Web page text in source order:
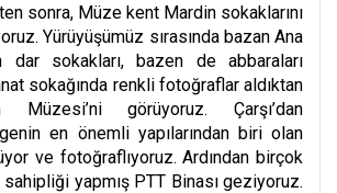
sonra, Müze kent Mardin sokaklarını
Yürüyüşümüz sırasında bazan Ana
dar sokakları, bazen de abbaraları
sokağında renkli fotoğraflar aldıktan
görüyoruz. Çarşı’dan
en önemli yapılarından biri olan
ve fotoğraflıyoruz. Ardından birçok
yapmış PTT Binası geziyoruz.